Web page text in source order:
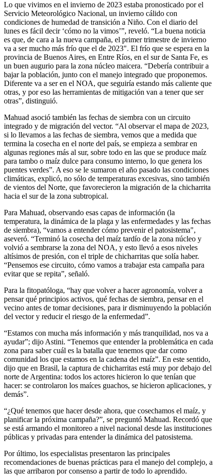
Lo que vivimos en el invierno de 2023 estaba pronosticado por el
Servicio Meteorológico Nacional, un invierno cálido con
condiciones de humedad de transición a Niño. Con el diario del
lunes es fácil decir ‘cómo no la vimos’”, reveló. “La buena noticia
es que, de cara a la nueva campaña, el primer trimestre de invierno
va a ser mucho más frío que el de 2023". El frío que se espera en la
provincia de Buenos Aires, en Entre Ríos, en el sur de Santa Fe, es
un buen augurio para la zona núcleo maicera. “Debería contribuir a
bajar la población, junto con el manejo integrado que proponemos.
Diferente va a ser en el NOA, que seguiría estando más caliente que
otras, y por eso las herramientas de mitigación van a tener que ser
otras”, distinguió.
Mahuad asoció también las fechas de siembra con un circuito
integrado y de migración del vector. “Al observar el mapa de 2023,
si lo llevamos a las fechas de siembra, vemos que a medida que
termina la cosecha en el norte del país, se empieza a sembrar en
algunas regiones más al sur, sobre todo en las que se produce maíz
para tambo o maíz dulce para consumo interno, lo que genera los
puentes verdes”. A eso se le sumaron el año pasado las condiciones
climáticas, explicó, no sólo de temperaturas excesivas, sino también
de vientos del Norte, que favorecieron la migración de la chicharrita
hacia el sur de la zona subtropical.
Para Mahuad, observando esas capas de información (la
temperatura, la dinámica de la plaga y las enfermedades y las fechas
de siembra), “vamos a entender cómo prevenir el patosistema",
aseveró. “Terminó la cosecha del maíz tardío de la zona núcleo y
volvió a sembrarse la zona del NOA, y esto llevó a esos niveles
altísimos de presión, con el triple de chicharritas que solía haber.
“Pensemos ese circuito, cómo vamos a trabajar esta campaña para
evitar que se repita”, señaló.
Para la fitopatóloga, “hay que volver a hacer agronomía, volver a
pensar qué principios activos, qué fechas de siembra, pensar en el
vecino antes de tomar decisiones, para ir disminuyendo la población
del vector y reducir el riesgo de la enfermedad”.
“Estamos con mucha más información y más tranquilidad, nos va a
ayudar”; dijo Astini. “Tenemos que entender la problemática en cada
zona para saber cuál es la batalla que tenemos que dar como
comunidad los que estamos en la cadena del maíz”. En este sentido,
dijo que en Brasil, la captura de chicharritas está muy por debajo del
norte de Argentina: todos los actores hicieron lo que tenían que
hacer: se controlaron los maíces guachos, se hicieron aplicaciones, y
demás”.
“¿Qué tenemos que hacer desde ahora, que cosechamos el maíz, y
planificar la próxima campaña?”, se preguntó Mahuad. Recordó que
se está armando el monitoreo a nivel nacional desde las instituciones
públicas y privadas para entender la dinámica del patosistema.
Por último, los especialistas presentaron las principales
recomendaciones de buenas prácticas para el manejo del complejo, a
las que arribaron por consenso a partir de todo lo aprendido.